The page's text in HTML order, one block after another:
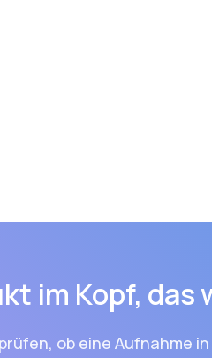
im Kopf,
ob eine Aufnahme